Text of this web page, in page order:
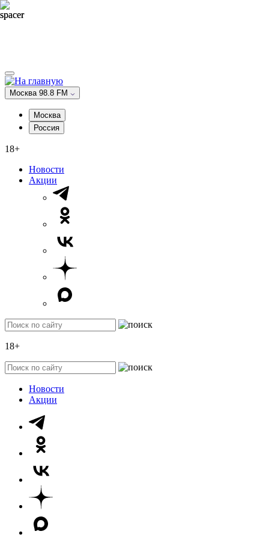
Москва 98.8 FM
Москва
Россия
18+
Новости
Акции
18+
Новости
Акции